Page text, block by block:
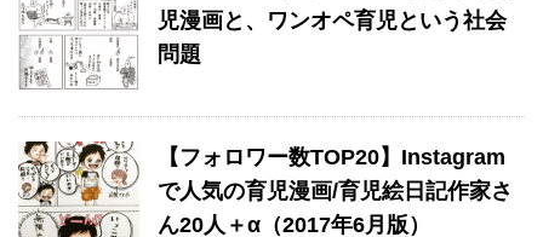
児漫画と、ワンオペ育児という社会
問題
【フォロワー数TOP20】Instagram
で人気の育児漫画/育児絵日記作家さ
ん20人＋α（2017年6月版）